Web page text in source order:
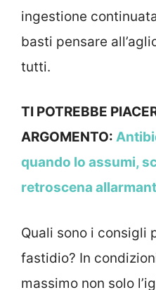
ingestione
basti pensare
tutti.
TI POTREBBE
ARGOMENTO:
quando lo assumi,
retroscena
Quali sono i consigli
fastidio? In
massimo non solo